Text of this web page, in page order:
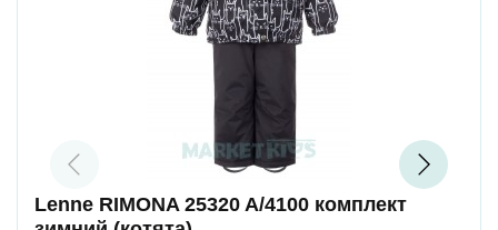
Lenne RIMONA 25320 A/4100 комплект